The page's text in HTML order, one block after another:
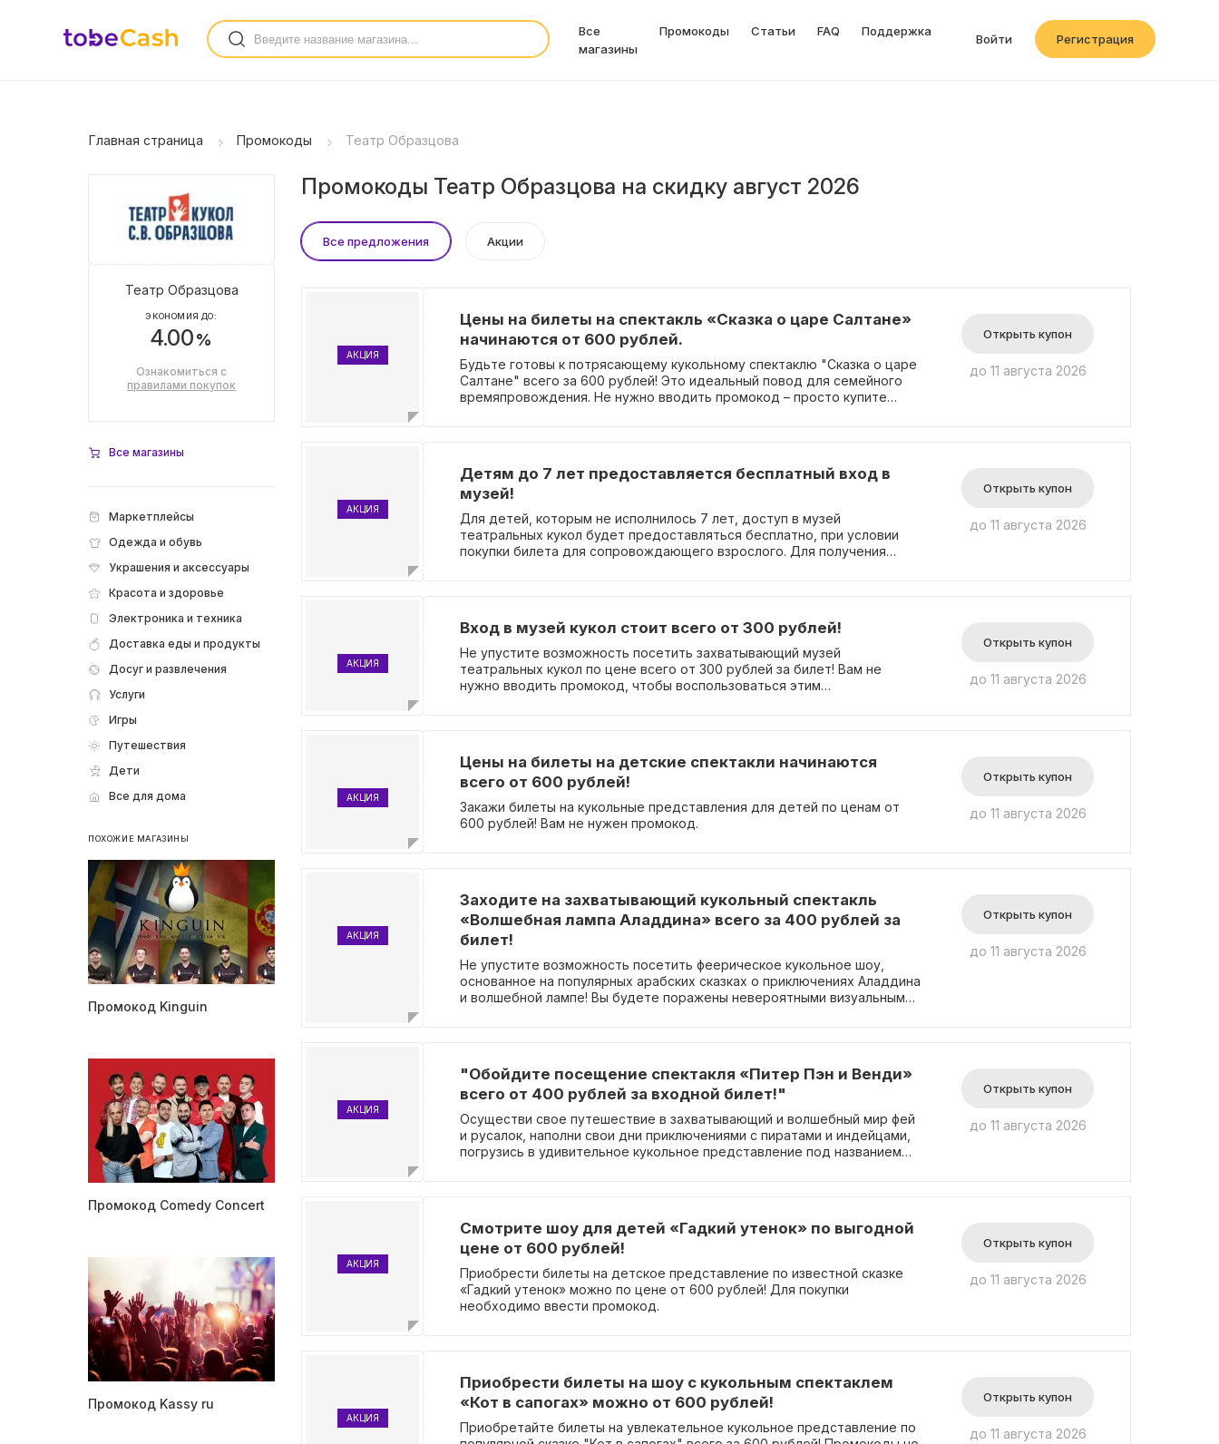
Все
магазины
Промокоды Статьи FAQ Поддержка
Войти Регистрация
Главная страница Промокоды Театр Образцова
Театр Образцова
ЭКОНОМИЯ ДО:
4.00%
Ознакомиться с
правилами покупок
Все магазины
Маркетплейсы
Одежда и обувь
Украшения и аксессуары
Красота и здоровье
Электроника и техника
Доставка еды и продукты
Досуг и развлечения
Услуги
Игры
Путешествия
Дети
Все для дома
ПОХОЖИЕ МАГАЗИНЫ
Промокод Kinguin
Промокод Comedy Concert
Промокод Kassy ru
Промокоды Театр Образцова на скидку август 2026
Все предложения Акции
АКЦИЯ
Цены на билеты на спектакль «Сказка о царе Салтане»
начинаются от 600 рублей.
Будьте готовы к потрясающему кукольному спектаклю "Сказка о царе
Салтане" всего за 600 рублей! Это идеальный повод для семейного
времяпровождения. Не нужно вводить промокод – просто купите
Открыть купон
до 11 августа 2026
АКЦИЯ
Детям до 7 лет предоставляется бесплатный вход в
музей!
Для детей, которым не исполнилось 7 лет, доступ в музей
театральных кукол будет предоставляться бесплатно, при условии
покупки билета для сопровождающего взрослого. Для получения
Открыть купон
до 11 августа 2026
АКЦИЯ
Вход в музей кукол стоит всего от 300 рублей!
Не упустите возможность посетить захватывающий музей
театральных кукол по цене всего от 300 рублей за билет! Вам не
нужно вводить промокод, чтобы воспользоваться этим
Открыть купон
до 11 августа 2026
АКЦИЯ
Цены на билеты на детские спектакли начинаются
всего от 600 рублей!
Закажи билеты на кукольные представления для детей по ценам от
600 рублей! Вам не нужен промокод.
Открыть купон
до 11 августа 2026
АКЦИЯ
Заходите на захватывающий кукольный спектакль
«Волшебная лампа Аладдина» всего за 400 рублей за
билет!
Не упустите возможность посетить феерическое кукольное шоу,
основанное на популярных арабских сказках о приключениях Аладдина
и волшебной лампе! Вы будете поражены невероятными визуальными
Открыть купон
до 11 августа 2026
АКЦИЯ
"Обойдите посещение спектакля «Питер Пэн и Венди»
всего от 400 рублей за входной билет!"
Осуществи свое путешествие в захватывающий и волшебный мир фей
и русалок, наполни свои дни приключениями с пиратами и индейцами,
погрузись в удивительное кукольное представление под названием
Открыть купон
до 11 августа 2026
АКЦИЯ
Смотрите шоу для детей «Гадкий утенок» по выгодной
цене от 600 рублей!
Приобрести билеты на детское представление по известной сказке
«Гадкий утенок» можно по цене от 600 рублей! Для покупки
необходимо ввести промокод.
Открыть купон
до 11 августа 2026
АКЦИЯ
Приобрести билеты на шоу с кукольным спектаклем
«Кот в сапогах» можно от 600 рублей!
Приобретайте билеты на увлекательное кукольное представление по
Открыть купон
до 11 августа 2026